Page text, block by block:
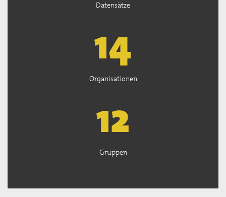
Datensätze
14
Organisationen
13
Gruppen